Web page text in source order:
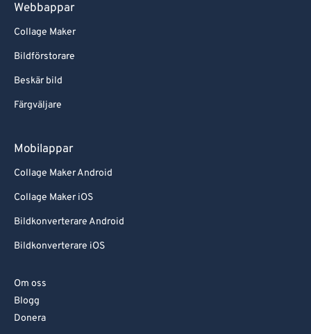
Webbappar
Collage Maker
Bildförstorare
Beskär bild
Färgväljare
Mobilappar
Collage Maker Android
Collage Maker iOS
Bildkonverterare Android
Bildkonverterare iOS
Om oss
Blogg
Donera